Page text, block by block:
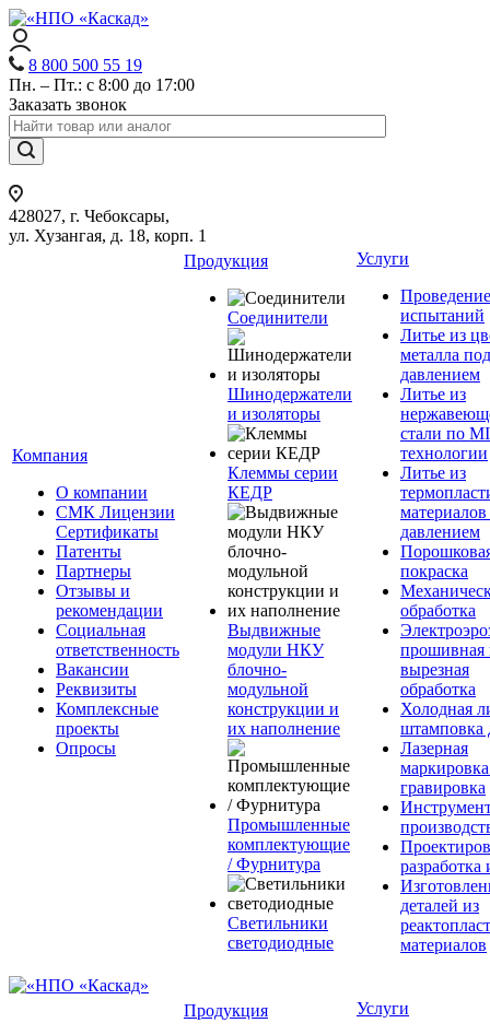
8 800 500 55 19
Пн. – Пт.: с 8:00 до 17:00
Заказать звонок
428027, г. Чебоксары,
ул. Хузангая, д. 18, корп. 1
Компания
О компании
СМК Лицензии
Сертификаты
Патенты
Партнеры
Отзывы и
рекомендации
Социальная
ответственность
Вакансии
Реквизиты
Комплексные
проекты
Опросы
Продукция
Соединители
Шинодержатели
и изоляторы
Клеммы серии
КЕДР
Выдвижные
модули НКУ
блочно-
модульной
конструкции и
их наполнение
Промышленные
комплектующие
/ Фурнитура
Светильники
светодиодные
Услуги
Проведение
испытаний
Литье из
металла под
давлением
Литье из
стали по
технологии
Литье из
давлением
покраска
обработка
прошивная
вырезная
обработка
Холодная
штамповка
Лазерная
гравировка
разработка
деталей из
материалов
Продукция
Услуги